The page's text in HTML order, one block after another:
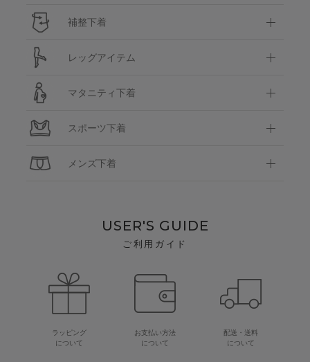
補整下着
レッグアイテム
マタニティ下着
スポーツ下着
メンズ下着
USER'S GUIDE
ご利用ガイド
ラッピング
について
お支払い方法
について
配送・送料
について